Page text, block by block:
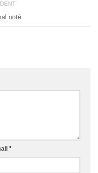
noté
*